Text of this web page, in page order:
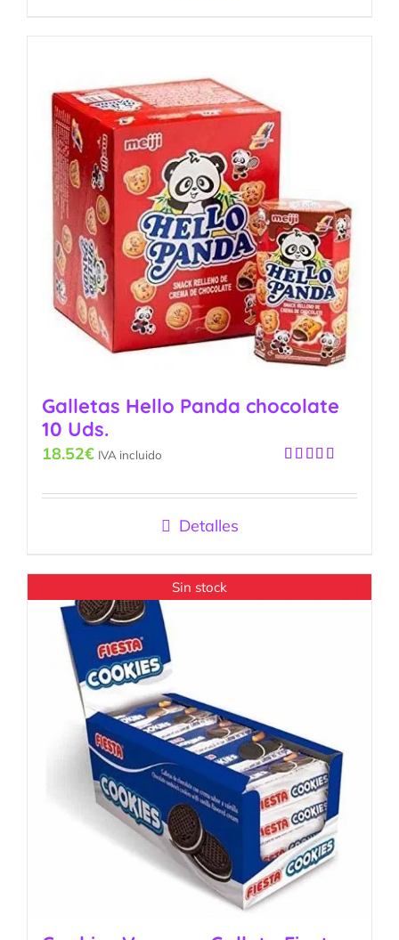
Galletas Hello Panda chocolate
10 Uds.
de 5
18.52€ IVA incluido
Detalles
Sin stock